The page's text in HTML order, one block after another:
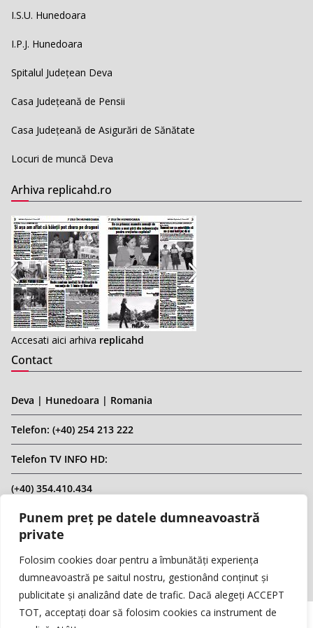
Punem preț pe datele dumneavoastră
private
Folosim cookies doar pentru a îmbunătăți experiența
dumneavoastră pe saitul nostru, gestionând conținut și
publicitate și analizând date de trafic. Dacă alegeți ACCEPT
TOT, acceptați doar să folosim cookies ca instrument de
I.S.U. Hunedoara
I.P.J. Hunedoara
Spitalul Județean Deva
Casa Județeană de Pensii
Casa Județeană de Asigurări de Sănătate
Locuri de muncă Deva
Arhiva replicahd.ro
Accesati aici arhiva replicahd
Contact
Deva | Hunedoara | Romania
Telefon: (+40) 254 213 222
Telefon TV INFO HD:
(+40) 354.410.434
Email: infohd20@gmail.com
Website: www.replicahd.ro